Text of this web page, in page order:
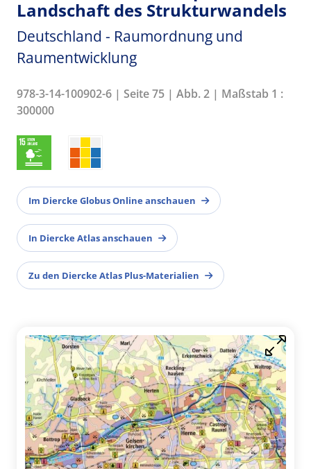
Landschaft des Strukturwandels
Deutschland - Raumordnung und
Raumentwicklung
978-3-14-100902-6 | Seite 75 | Abb. 2 | Maßstab 1 :
300000
Im Diercke Globus Online anschauen
In Diercke Atlas anschauen
Zu den Diercke Atlas Plus-Materialien